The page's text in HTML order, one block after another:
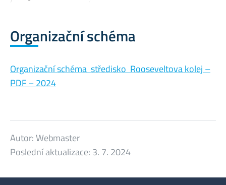
Organizační schéma
Organizační schéma středisko Rooseveltova kolej –
PDF – 2024
Autor:Webmaster
Poslední aktualizace: 3. 7. 2024